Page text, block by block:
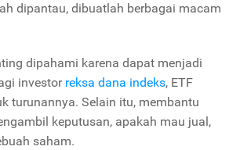
dipantau, dibuatlah berbagai macam
dipahami karena dapat menjadi
investor reksa dana indeks, ETF
turunannya. Selain itu, membantu
keputusan, apakah mau jual,
saham.